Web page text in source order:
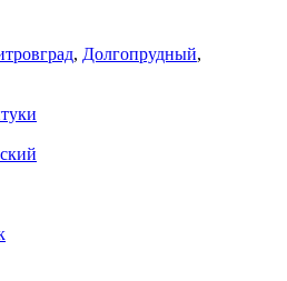
, Долгопрудный,